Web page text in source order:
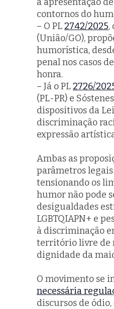
contornos do
– O PL 2742/2025,
(União/GO),
humorística,
penal nos casos
honra.
– Já o PL 2726/
(PL-PR) e
dispositivos da
discriminação
expressão
Ambas as
parâmetros
tensionando os
humor não pode
desigualdades
LGBTQIAPN+ e
à discriminação
território livre de
dignidade da
O movimento se
necessária
discursos de